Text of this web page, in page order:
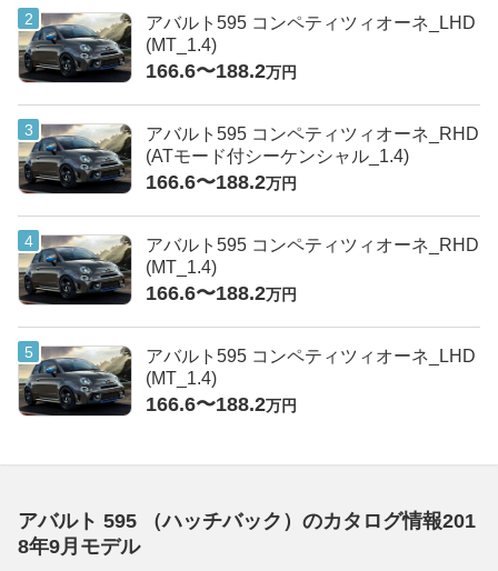
アバルト595 コンペティツィオーネ_LHD
(MT_1.4)
166.6〜188.2万円
アバルト595 コンペティツィオーネ_RHD
(ATモード付シーケンシャル_1.4)
166.6〜188.2万円
アバルト595 コンペティツィオーネ_RHD
(MT_1.4)
166.6〜188.2万円
アバルト595 コンペティツィオーネ_LHD
(MT_1.4)
166.6〜188.2万円
アバルト 595 （ハッチバック）のカタログ情報201
8年9月モデル